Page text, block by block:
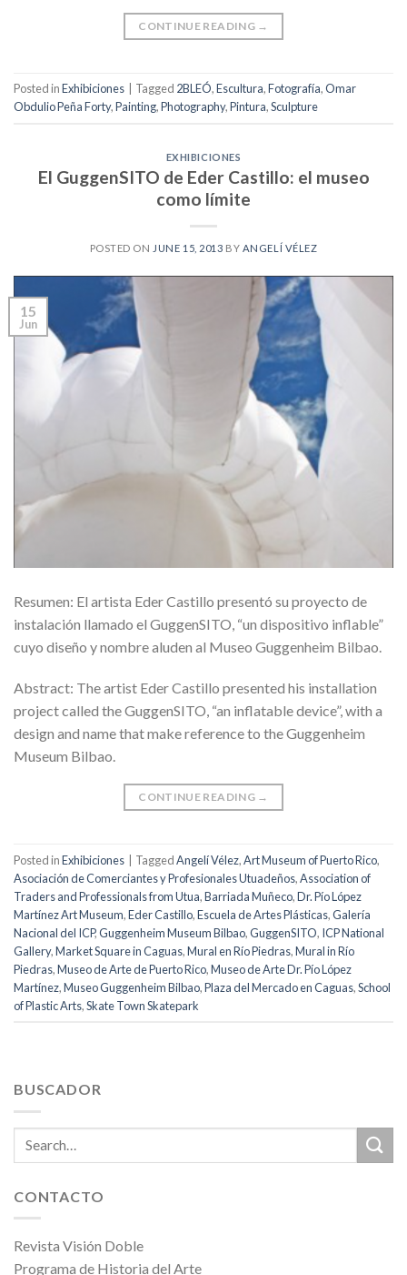
CONTINUE READING →
Posted inExhibiciones Tagged 2BLEÓ,Escultura,Fotografía,Omar
Obdulio Peña Forty,Painting,Photography,Pintura,Sculpture
EXHIBICIONES
El GuggenSITO de Eder Castillo: el museo
como límite
POSTED ON JUNE 15, 2013 BY ANGELÍ VÉLEZ
15
Jun
Resumen: El artista Eder Castillo presentó su proyecto de
instalación llamado el GuggenSITO, “un dispositivo inflable”
cuyo diseño y nombre aluden al Museo Guggenheim Bilbao.
Abstract: The artist Eder Castillo presented his installation
project called the GuggenSITO, “an inflatable device”, with a
design and name that make reference to the Guggenheim
Museum Bilbao.
CONTINUE READING →
Posted inExhibiciones TaggedAngelí Vélez,Art Museum of Puerto Rico,
Asociación de Comerciantes y Profesionales Utuadeños,Association of
Traders and Professionals from Utua,Barriada Muñeco,Dr. Pío López
Martínez Art Museum,Eder Castillo,Escuela de Artes Plásticas,Galería
Nacional del ICP,Guggenheim Museum Bilbao,GuggenSITO, ICP National
Gallery,Market Square in Caguas,Mural en Río Piedras,Mural in Río
Piedras,Museo de Arte de Puerto Rico,Museo de Arte Dr. Pío López
Martínez,Museo Guggenheim Bilbao,Plaza del Mercado en Caguas,School
of Plastic Arts,Skate Town Skatepark
BUSCADOR
CONTACTO
Revista Visión Doble
Programa de Historia del Arte